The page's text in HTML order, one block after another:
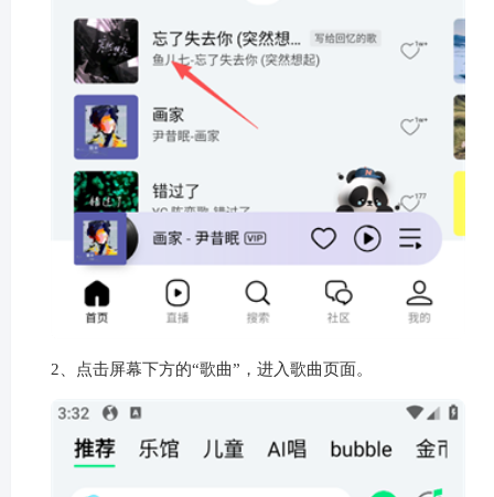
2、点击屏幕下方的“歌曲”，进入歌曲页面。